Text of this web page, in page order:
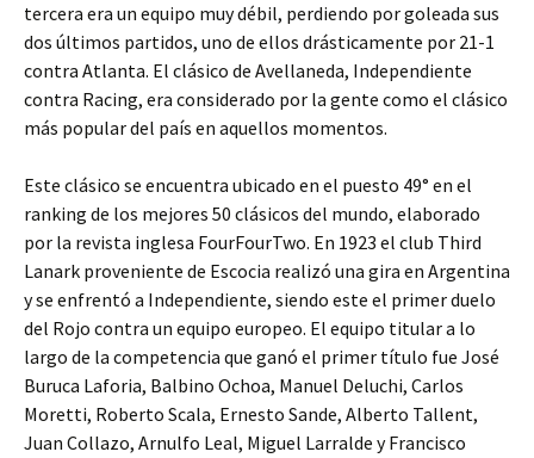
tercera era un equipo muy débil, perdiendo por goleada sus
dos últimos partidos, uno de ellos drásticamente por 21-1
contra Atlanta. El clásico de Avellaneda, Independiente
contra Racing, era considerado por la gente como el clásico
más popular del país en aquellos momentos.
Este clásico se encuentra ubicado en el puesto 49° en el
ranking de los mejores 50 clásicos del mundo, elaborado
por la revista inglesa FourFourTwo. En 1923 el club Third
Lanark proveniente de Escocia realizó una gira en Argentina
y se enfrentó a Independiente, siendo este el primer duelo
del Rojo contra un equipo europeo. El equipo titular a lo
largo de la competencia que ganó el primer título fue José
Buruca Laforia, Balbino Ochoa, Manuel Deluchi, Carlos
Moretti, Roberto Scala, Ernesto Sande, Alberto Tallent,
Juan Collazo, Arnulfo Leal, Miguel Larralde y Francisco